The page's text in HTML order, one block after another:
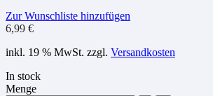
Zur Wunschliste hinzufügen
6,99 €
inkl. 19 % MwSt. zzgl. Versandkosten
In stock
Menge